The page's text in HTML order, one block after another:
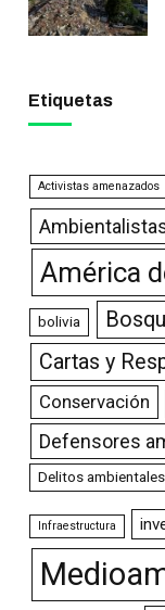
Etiquetas
Activistas amenazados
América
bolivia
Cartas y
Conservación
Defensores
Delitos ambientales
Infraestructura